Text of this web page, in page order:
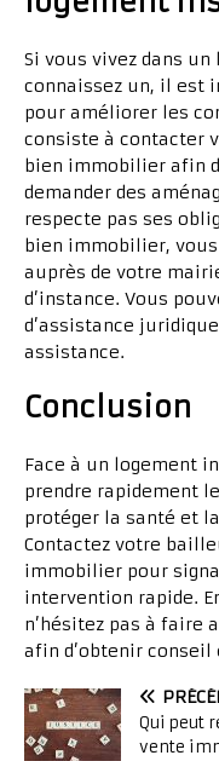
Si vous vivez dans
connaissez un, il est
pour améliorer les
consiste à contacter
bien immobilier afin
demander des
respecte pas ses
bien immobilier,
auprès de votre
d’instance. Vous
d’assistance
assistance.
Conclusion
Face à un logement
prendre rapidement
protéger la santé et
Contactez votre
immobilier pour
intervention rapide.
n’hésitez pas à faire
afin d’obtenir conseil
Qui peut
vente